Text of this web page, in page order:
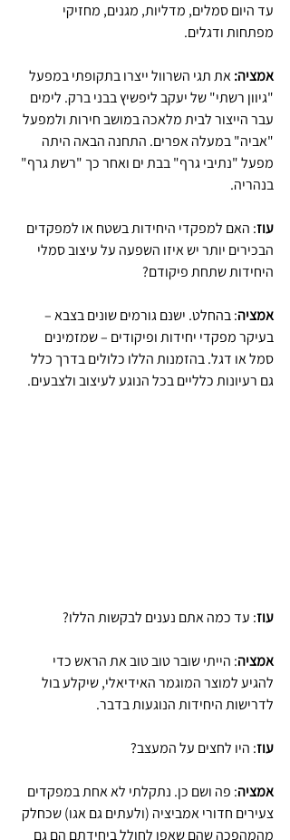
עד היום סמלים, מדליות, מגנים, מחזיקי
מפתחות ודגלים.
אמציה: את תגי השרוול ייצרו בתקופתי במפעל
"גיוון רשתי" של יעקב ליפשיץ בבני ברק. לימים
עבר הייצור לבית מלאכה במושב חירות ולמפעל
"אביה" במעלה אפרים. התחנה הבאה היתה
מפעל "נתיבי גרף" בבת ים ואחר כך "רשת גרף"
בנהריה.
עוז: האם למפקדי היחידות בשטח או למפקדים
הבכירים יותר יש איזו השפעה על עיצוב סמלי
היחידות שתחת פיקודם?
אמציה: בהחלט. ישנם גורמים שונים בצבא –
בעיקר מפקדי יחידות ופיקודים – שמזמינים
סמל או דגל. בהזמנות הללו כלולים בדרך כלל
גם רעיונות כלליים בכל הנוגע לעיצוב ולצבעים.
עוז: עד כמה אתם נענים לבקשות הללו?
אמציה: הייתי שובר טוב טוב את הראש כדי
להגיע למוצר המוגמר האידיאלי, שיקלע בול
לדרישות היחידות הנוגעות בדבר.
עוז: היו לחצים על המעצב?
אמציה: פה ושם כן. נתקלתי לא אחת במפקדים
צעירים חדורי אמביציה (ולעתים גם אגו) שכחלק
מהמהפכה שהם שאפו לחולל ביחידתם הם גם